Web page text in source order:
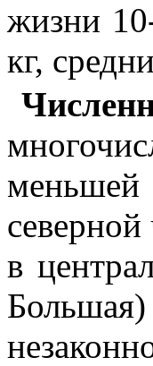
жизни
кг,
в
Большая)